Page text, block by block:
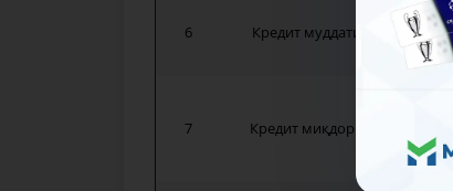
6 Кредит муддати
-
-
7 Кредит миқдори
1)
2)